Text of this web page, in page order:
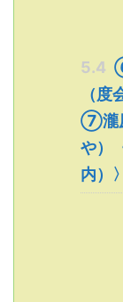
5.4
（
⑦瀧
や）
内）〉